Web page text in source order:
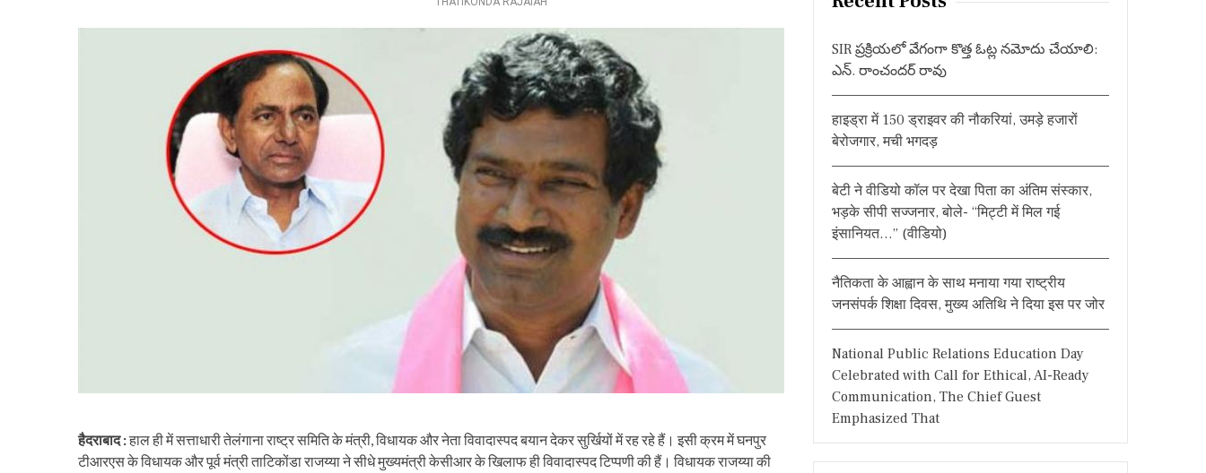
हैदराबाद :हाल ही में सत्ताधारी तेलंगाना राष्ट्र समिति के मंत्री, विधायक और नेता विवादास्पद बयान देकर सुर्खियों में रह रहे हैं। इसी क्रम में घनपुर
टीआरएस के विधायक और पूर्व मंत्री ताटिकोंडा राजय्या ने सीधे मुख्यमंत्री केसीआर के खिलाफ ही विवादास्पद टिप्पणी की हैं। विधायक राजय्या की
SIR ప్రక్రియలో వేగంగా కొత్త ఓట్ల నమోదు చేయాలి:
ఎన్. రాంచందర్ రావు
हाइड्रा में 150 ड्राइवर की नौकरियां, उमड़े हजारों
बेरोजगार, मची भगदड़
बेटी ने वीडियो कॉल पर देखा पिता का अंतिम संस्कार,
भड़के सीपी सज्जनार, बोले- “मिट्टी में मिल गई
इंसानियत…” (वीडियो)
नैतिकता के आह्वान के साथ मनाया गया राष्ट्रीय
जनसंपर्क शिक्षा दिवस, मुख्य अतिथि ने दिया इस पर जोर
National Public Relations Education Day
Celebrated with Call for Ethical, AI-Ready
Communication, The Chief Guest
Emphasized That